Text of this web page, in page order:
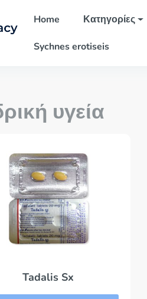
Home Κατηγορίες
Sychnes erotiseis
υγεία
Tadalis Sx